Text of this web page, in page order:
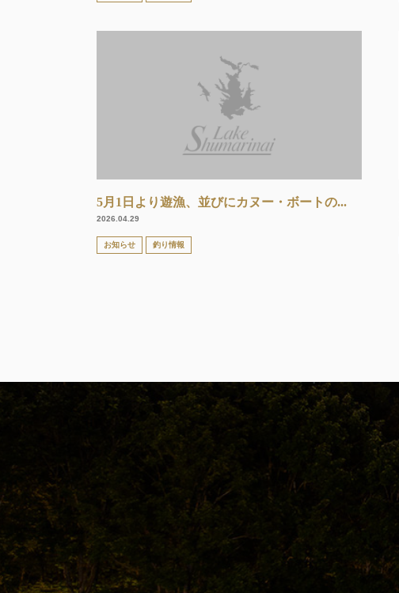
5月1日より遊漁、並びにカヌー・ボートの...
2026.04.29
お知らせ 釣り情報